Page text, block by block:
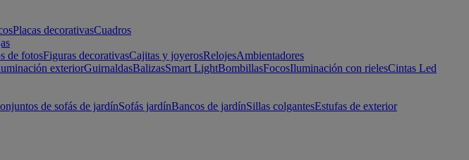
Placas decorativasCuadros
de fotosFiguras decorativasCajitas y joyerosRelojesAmbientadores
exteriorGuirnaldasBalizasSmart LightBombillasFocosIluminación con rielesCintas Led
de sofás de jardínSofás jardínBancos de jardínSillas colgantesEstufas de exterior